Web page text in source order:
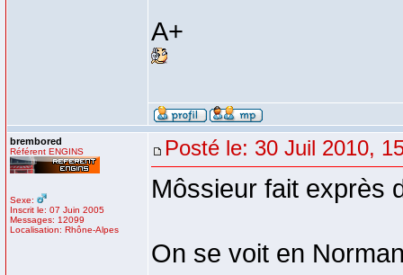
A+
brembored
Référent ENGINS
Sexe:
Inscrit le: 07 Juin 2005
Messages: 12099
Localisation: Rhône-Alpes
Posté le: 30 Juil 2010,
Môssieur fait exprès
On se voit en